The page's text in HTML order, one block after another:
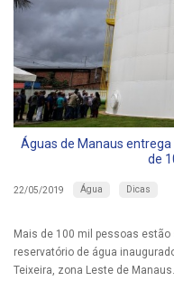
Águas de Manaus
de
22/05/2019 Água Dicas
Mais de 100 mil pessoas
reservatório de água
Teixeira, zona Leste de